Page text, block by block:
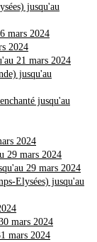
jusqu'au
mars 2024
2024
21 mars 2024
jusqu'au
jusqu'au
2024
29 mars 2024
29 mars 2024
Elysées) jusqu'au
mars 2024
mars 2024